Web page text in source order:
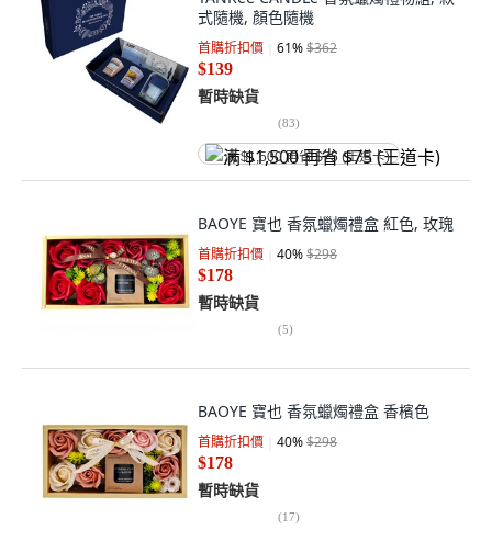
式隨機, 顏色隨機
首購折扣價 61%$362
$139
暫時缺貨
(83)
满 $1,500 再省 $75 (王道卡)
BAOYE 寶也 香氛蠟燭禮盒 紅色, 玫瑰
首購折扣價 40%$298
$178
暫時缺貨
(5)
BAOYE 寶也 香氛蠟燭禮盒 香檳色
首購折扣價 40%$298
$178
暫時缺貨
(17)